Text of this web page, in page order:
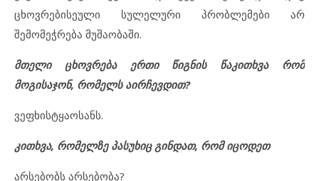
ცხოვრებისეული სულელური პრობლემები არ
შემომეჭრება მუშაობაში.
მთელი ცხოვრება ერთი წიგნის წაკითხვა რომ
მოგისაჯონ, რომელს აირჩევდით?
ვეფხისტყაოსანს.
კითხვა, რომელზე პასუხიც გინდათ, რომ იცოდეთ
არსებობს არსებობა?